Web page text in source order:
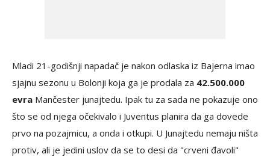
Mladi 21-godišnji napadač je nakon odlaska iz Bajerna imao
sjajnu sezonu u Bolonji koja ga je prodala za 42.500.000
evra Mančester junajtedu. Ipak tu za sada ne pokazuje ono
što se od njega očekivalo i Juventus planira da ga dovede
prvo na pozajmicu, a onda i otkupi. U Junajtedu nemaju ništa
protiv, ali je jedini uslov da se to desi da "crveni đavoli"